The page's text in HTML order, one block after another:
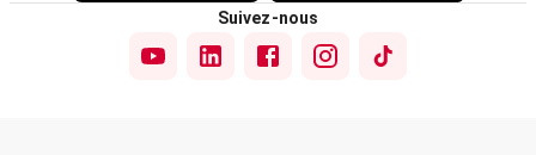
Suivez-nous